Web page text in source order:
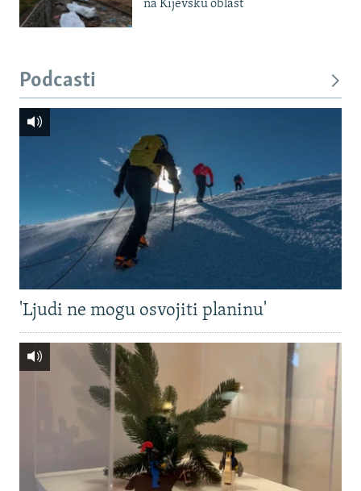
na Kijevsku oblast
Podcasti
'Ljudi ne mogu osvojiti planinu'